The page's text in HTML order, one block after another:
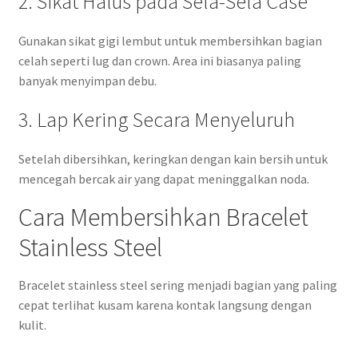
Gunakan sikat gigi lembut untuk membersihkan bagian
celah seperti lug dan crown. Area ini biasanya paling
banyak menyimpan debu.
3. Lap Kering Secara Menyeluruh
Setelah dibersihkan, keringkan dengan kain bersih untuk
mencegah bercak air yang dapat meninggalkan noda.
Cara Membersihkan Bracelet
Stainless Steel
Bracelet stainless steel sering menjadi bagian yang paling
cepat terlihat kusam karena kontak langsung dengan
kulit.